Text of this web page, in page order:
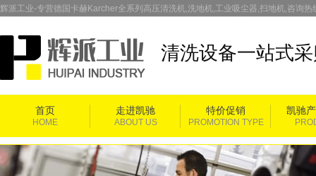
辉派工业-专营德国卡赫Karcher全系列高压清洗机,洗地机,工业吸尘器,扫地机,咨询
清洗设备一站式
首页 走进凯驰 特价促销 凯驰
HOME ABOUT US PROMOTION TYPE